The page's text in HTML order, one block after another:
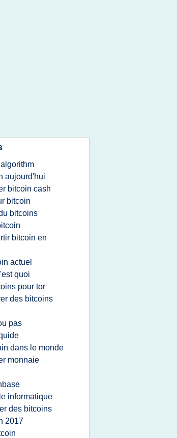
aujourd'hui
bitcoin cash
bitcoin
bitcoins
bitcoin en
actuel
quoi
pour tor
des bitcoins
pas
dans le monde
monnaie
informatique
des bitcoins
2017